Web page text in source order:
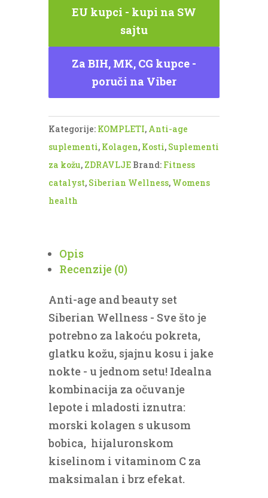
Siberian
količina
EU kupci - kupi na SW
sajtu
Za BIH, MK, CG kupce -
poruči na Viber
Kategorije: KOMPLETI, Anti-age
suplementi, Kolagen, Kosti, Suplementi
za kožu, ZDRAVLJE Brand: Fitness
catalyst, Siberian Wellness, Womens
health
Opis
Recenzije (0)
Anti-age and beauty set
Siberian Wellness - Sve što je
potrebno za lakoću pokreta,
glatku kožu, sjajnu kosu i jake
nokte - u jednom setu! Idealna
kombinacija za očuvanje
lepote i mladosti iznutra:
morski kolagen s ukusom
bobica, hijaluronskom
kiselinom i vitaminom C za
maksimalan i brz efekat.